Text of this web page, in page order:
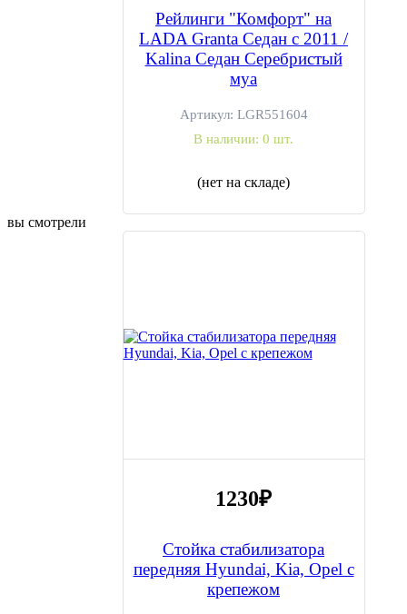
Рейлинги "Комфорт" на
LADA Granta Седан с 2011 /
Kalina Седан Серебристый
муа
Артикул: LGR551604
В наличии: 0 шт.
(нет на складе)
вы смотрели
1230₽
Стойка стабилизатора
передняя Hyundai, Kia, Opel с
крепежом